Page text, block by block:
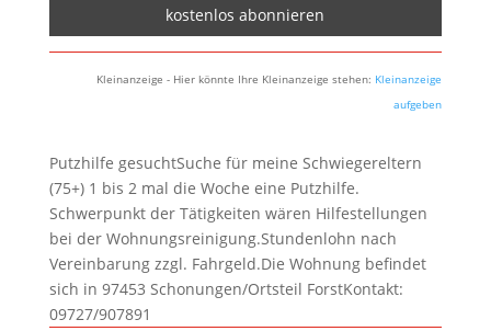
Kleinanzeige - Hier könnte Ihre Kleinanzeige stehen: Kleinanzeige
aufgeben
Putzhilfe gesuchtSuche für meine Schwiegereltern
(75+) 1 bis 2 mal die Woche eine Putzhilfe.
Schwerpunkt der Tätigkeiten wären Hilfestellungen
bei der Wohnungsreinigung.Stundenlohn nach
Vereinbarung zzgl. Fahrgeld.Die Wohnung befindet
sich in 97453 Schonungen/Ortsteil ForstKontakt:
09727/907891